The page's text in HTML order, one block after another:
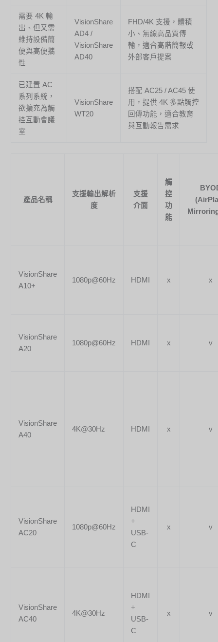
需要 4K 輸
出、但又需
維持設備簡
便與高便攜
性
VisionShare
AD4 /
VisionShare
AD40
FHD/4K 支援，體積
小、無線高品質傳
輸，適合高階簡報或
外部客戶提案
已建置 AC
系列系統，
欲擴充為觸
控互動會議
室
VisionShare
WT20
搭配 AC25 / AC45 使
用，提供 4K 多點觸控
回傳功能，適合教育
與互動報告需求
產品名稱
支援輸出解析
度
支援
介面
觸
控
功
能
VisionShare
A10+
1080p@60Hz HDMI x x
VisionShare
A20
1080p@60Hz HDMI x v
VisionShare
A40
4K@30Hz HDMI x v
VisionShare
AC20
1080p@60Hz
HDMI
+
USB-
C
x v
VisionShare
AC40
4K@30Hz
HDMI
+
USB-
C
x v